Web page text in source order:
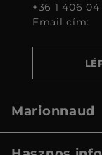
+36 1 406 04
Email cím:
Marionnaud